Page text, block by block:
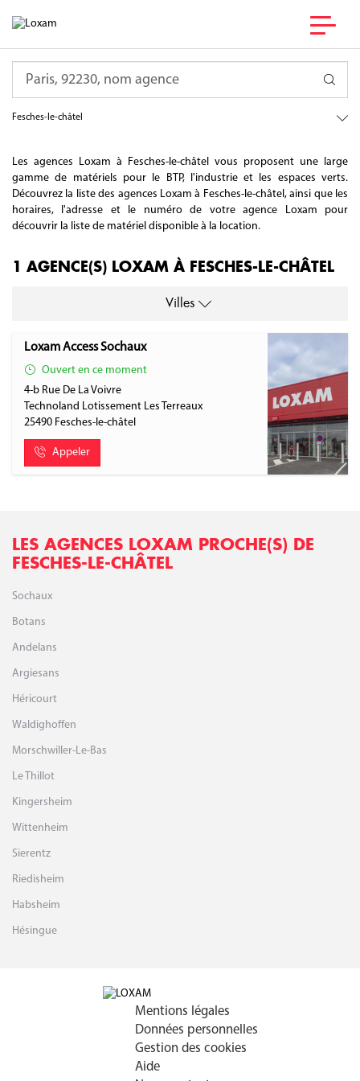
Fesches-le-châtel
Les agences Loxam à Fesches-le-châtel vous proposent une large
gamme de matériels pour le BTP, l'industrie et les espaces verts.
Découvrez la liste des agences Loxam à Fesches-le-châtel, ainsi que les
horaires, l'adresse et le numéro de votre agence Loxam pour
découvrir la liste de matériel disponible à la location.
1 AGENCE(S) LOXAM À FESCHES-LE-CHÂTEL
Villes
Loxam Access Sochaux
Ouvert en ce moment
4-b Rue De La Voivre
Technoland Lotissement Les Terreaux
25490 Fesches-le-châtel
Appeler
LES AGENCES LOXAM PROCHE(S) DE
FESCHES-LE-CHÂTEL
Sochaux
Botans
Andelans
Argiesans
Héricourt
Waldighoffen
Morschwiller-Le-Bas
Le Thillot
Kingersheim
Wittenheim
Sierentz
Riedisheim
Habsheim
Hésingue
Mentions légales
Données personnelles
Gestion des cookies
Aide